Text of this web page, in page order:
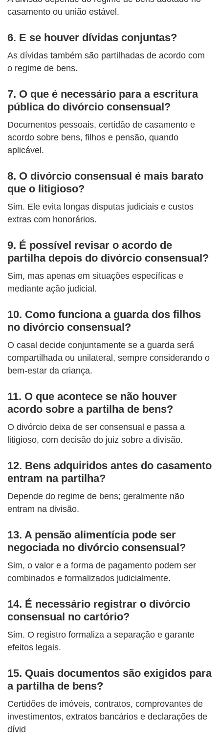
casamento ou união estável.
6. E se houver dívidas conjuntas?
As dívidas também são partilhadas de acordo com
o regime de bens.
7. O que é necessário para a escritura
pública do divórcio consensual?
Documentos pessoais, certidão de casamento e
acordo sobre bens, filhos e pensão, quando
aplicável.
8. O divórcio consensual é mais barato
que o litigioso?
Sim. Ele evita longas disputas judiciais e custos
extras com honorários.
9. É possível revisar o acordo de
partilha depois do divórcio consensual?
Sim, mas apenas em situações específicas e
mediante ação judicial.
10. Como funciona a guarda dos filhos
no divórcio consensual?
O casal decide conjuntamente se a guarda será
compartilhada ou unilateral, sempre considerando o
bem-estar da criança.
11. O que acontece se não houver
acordo sobre a partilha de bens?
O divórcio deixa de ser consensual e passa a
litigioso, com decisão do juiz sobre a divisão.
12. Bens adquiridos antes do casamento
entram na partilha?
Depende do regime de bens; geralmente não
entram na divisão.
13. A pensão alimentícia pode ser
negociada no divórcio consensual?
Sim, o valor e a forma de pagamento podem ser
combinados e formalizados judicialmente.
14. É necessário registrar o divórcio
consensual no cartório?
Sim. O registro formaliza a separação e garante
efeitos legais.
15. Quais documentos são exigidos para
a partilha de bens?
Certidões de imóveis, contratos, comprovantes de
investimentos, extratos bancários e declarações de
dívid